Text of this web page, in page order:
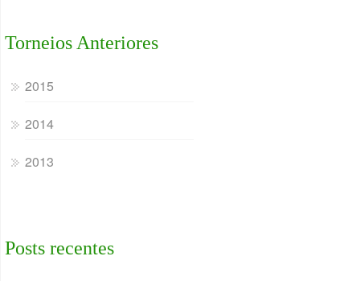
Torneios Anteriores
2015
2014
2013
Posts recentes